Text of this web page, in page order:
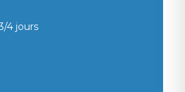
4 jours